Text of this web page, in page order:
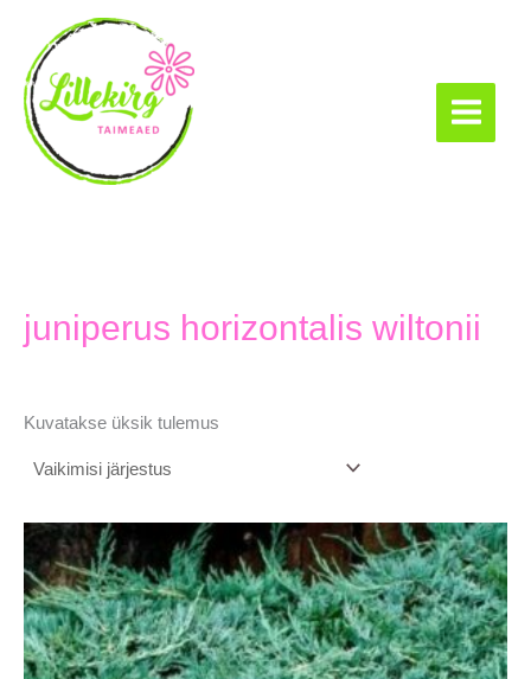
content
juniperus horizontalis wiltonii
Kuvatakse üksik tulemus